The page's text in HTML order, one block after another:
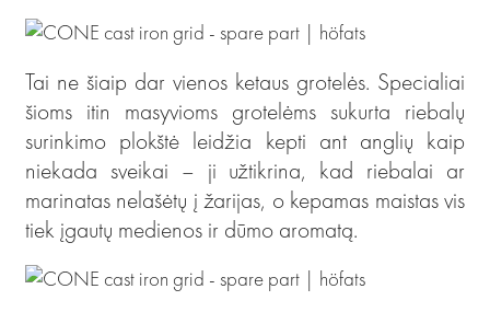
Tai ne šiaip dar vienos ketaus grotelės. Specialiai
šioms itin masyvioms grotelėms sukurta riebalų
surinkimo plokštė leidžia kepti ant anglių kaip
niekada sveikai – ji užtikrina, kad riebalai ar
marinatas nelašėtų į žarijas, o kepamas maistas vis
tiek įgautų medienos ir dūmo aromatą.